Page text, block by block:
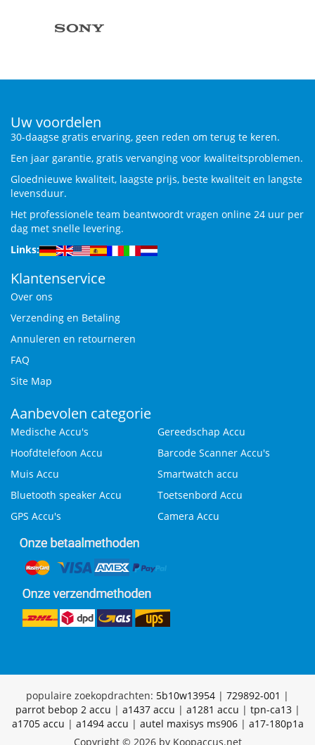
Uw voordelen
30-daagse gratis ervaring, geen reden om terug te keren.
Een jaar garantie, gratis vervanging voor kwaliteitsproblemen.
Gloednieuwe kwaliteit, laagste prijs, beste kwaliteit en langste
levensduur.
Het professionele team beantwoordt vragen online 24 uur per
dag met snelle levering.
Links:
Klantenservice
Over ons
Verzending en Betaling
Annuleren en retourneren
FAQ
Site Map
Aanbevolen categorie
Medische Accu's
Gereedschap Accu
Hoofdtelefoon Accu
Barcode Scanner Accu's
Muis Accu
Smartwatch accu
Bluetooth speaker Accu
Toetsenbord Accu
GPS Accu's
Camera Accu
populaire zoekopdrachten: 5b10w13954 | 729892-001 |
parrot bebop 2 accu | a1437 accu | a1281 accu | tpn-ca13|
a1705 accu | a1494 accu | autel maxisys ms906| a17-180p1a
Copyright © 2026 by Koopaccus.net